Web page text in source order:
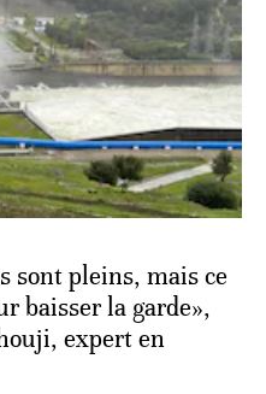
sont pleins, mais ce
baisser la garde»,
expert en